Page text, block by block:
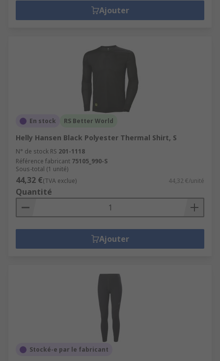
Ajouter
En stock RS Better World
Helly Hansen Black Polyester Thermal Shirt, S
N° de stock RS 201-1118
Référence fabricant 75105_990-S
Sous-total (1 unité)
44,32 €(TVA exclue) 44,32 €/unité
Quantité
Ajouter
Stocké-e par le fabricant